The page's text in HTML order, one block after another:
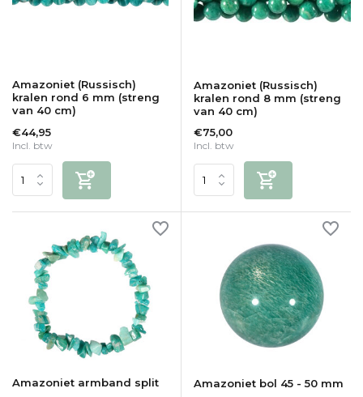
Amazoniet (Russisch)
kralen rond 6 mm (streng
van 40 cm)
€44,95
Incl. btw
Amazoniet (Russisch)
kralen rond 8 mm (streng
van 40 cm)
€75,00
Incl. btw
Amazoniet armband split
Amazoniet bol 45 - 50 mm